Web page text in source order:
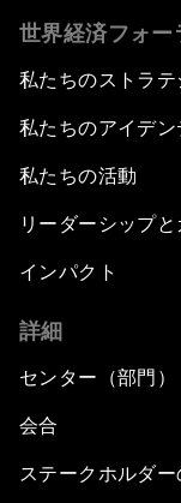
世界経済フォー
私たちのストラテ
私たちのアイデン
私たちの活動
リーダーシップ
インパクト
詳細
センター（部門）
会合
ステークホルダ